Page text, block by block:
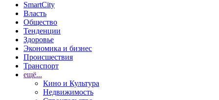
SmartCity
Власть
Общество
Тенденции
Здоровье
Экономика и бизнес
Происшествия
Транспорт
ещё...
Кино и Культура
Недвижимость